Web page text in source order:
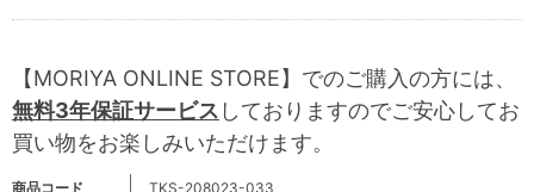
商品コード
TKS-208023-033
【MORIYA ONLINE STORE】でのご購入の方には、
無料3年保証サービス しておりますのでご安心してお
買い物をお楽しみいただけます。